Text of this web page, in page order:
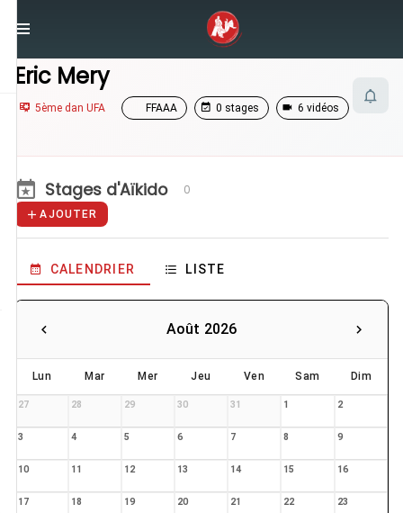
Eric Mery
5ème dan UFA FFAAA 0 stages 6 vidéos
Stages d'Aïkido 0
AJOUTER
CALENDRIER LISTE
Août 2026
Lun Mar Mer Jeu Ven Sam Dim
27 28 29 30 31 1 2
3 4 5 6 7 8 9
10 11 12 13 14 15 16
17 18 19 20 21 22 23